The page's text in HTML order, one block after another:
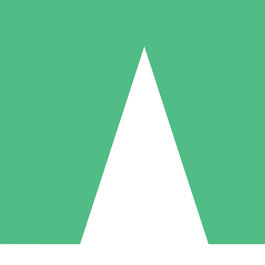
Individuelle Credit-Pakete
nach Bedarf mit Download-Credits. Keine monatliche Verpflichtung